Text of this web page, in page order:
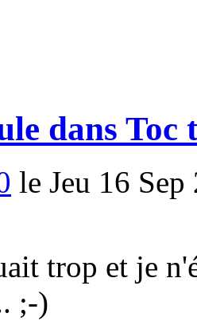
dans Toc
le Jeu 16
trop et je
;-)